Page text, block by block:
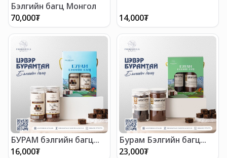
Бэлгийн багц Монгол
70,000₮ 14,000₮
БУРАМ бэлгийн багц
жижиг
16,000₮
Бурам Бэлгийн багц
Том
23,000₮